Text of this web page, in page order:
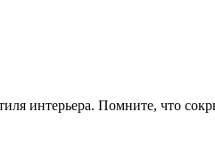
интерьера. Помните, что